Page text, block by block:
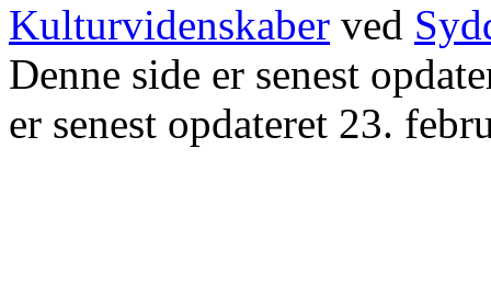
Kulturvidenskaber ved
Denne side er senest
er senest opdateret 23.